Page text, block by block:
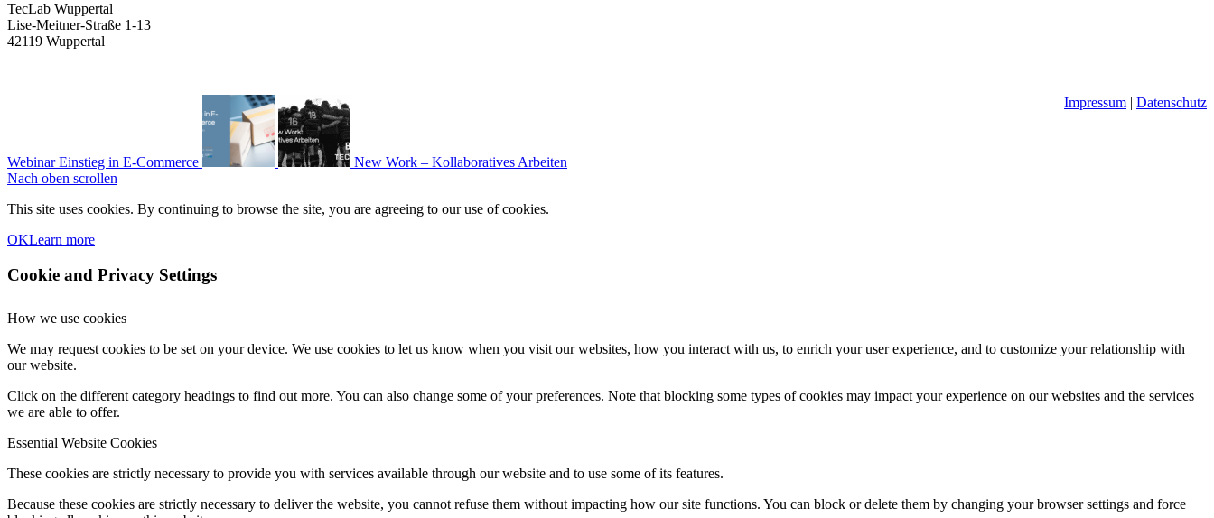
TecLab Wuppertal
Lise-Meitner-Straße 1-13
42119 Wuppertal
Impressum | Datenschutz
Webinar Einstieg in E-Commerce
New Work – Kollaboratives Arbeiten
Nach oben scrollen
This site uses cookies. By continuing to browse the site, you are agreeing to our use of cookies.
OKLearn more
Cookie and Privacy Settings
How we use cookies
We may request cookies to be set on your device. We use cookies to let us know when you visit our websites, how you interact with us, to enrich your user experience, and to customize your relationship with
our website.
Click on the different category headings to find out more. You can also change some of your preferences. Note that blocking some types of cookies may impact your experience on our websites and the services
we are able to offer.
Essential Website Cookies
These cookies are strictly necessary to provide you with services available through our website and to use some of its features.
Because these cookies are strictly necessary to deliver the website, you cannot refuse them without impacting how our site functions. You can block or delete them by changing your browser settings and force